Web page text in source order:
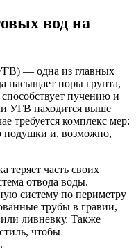
вод на
— одна из главных
насыщает поры грунта,
пучению и
УГВ находится выше
требуется комплекс мер:
подушки и, возможно,
часть своих
отвода воды.
систему по периметру
трубы в гравии,
ливневку. Также
чтобы